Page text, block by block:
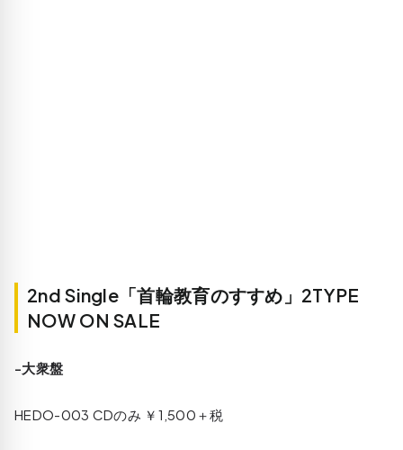
2nd Single「首輪教育のすすめ」2TYPE
NOW ON SALE
-大衆盤
HEDO-003 CDのみ ￥1,500＋税